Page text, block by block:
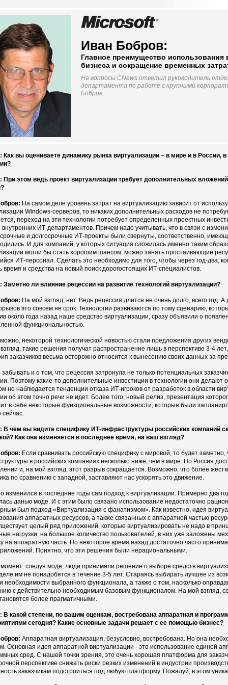
Иван Бобров:
Главное преимущество использования
бизнеса и сокращение временных
На вопросы CNews ответил руководитель
департамента по работе с крупными
Бобров.
Как вы оцениваете динамику рынка виртуализации – в мире и в России,
При этом ведь проект виртуализации требует дополнительных
На самом деле уровень затрат на виртуализацию зависит от
Windows-серверов, то никаких дополнительных расходов не
переход на эти технологии потребует определенных проектных
ИТ-департаментов. Причем надо учитывать, что в связи с
и долгосрочные ИТ-проекты были свернуты, соответственно,
И для компаний, у которых ситуация сложилась именно таким
могли бы стать хорошим шансом: можно занять простаивающие
ИТ-персонал. Сделать это необходимо для того, чтобы через год-два,
время и средства на новый поиск дорогостоящих ИТ-специалистов.
Заметно ли влияние рецессии на развитие технологий виртуализации?
На мой взгляд, нет. Ведь рецессия длится не очень долго, всего год.
это совсем не срок. Технологии развиваются по тому сценарию,
около года назад наше средство виртуализации, сразу объявили о
функциональностью.
некоторой технологической новостью стали предложения других
такие решения получат распространение лишь в перспективе 3-4
заказчиков весьма осторожно относится к вынесению своих данных за
и о том, что рецессия затронула не только потенциальных
Поэтому какие-то дополнительные инвестиции в технологии они делают
не наблюдается тенденции отказа ИТ-игроков от разработок в области
об этом точно речи не идет. Более того, новый релиз, презентация
в себе некоторые функциональные возможности, которые были
сейчас.
В чем вы видите специфику ИТ-инфраструктуры российских компаний
Как она изменяется в последнее время, на ваш взгляд?
Если сравнивать российскую специфику с мировой, то будет заметно,
в российских компаниях несколько ниже, чем в мире. Но Россия
и, на мой взгляд, этот разрыв сокращается. Возможно, что более
по сравнению с западной, заставляют нас ускорять это движение.
изменился в последние годы сам подход к виртуализации. Примерно два
данью моде. И с этим было связано использование недостаточно
был подход «Виртуализация с фанатизмом». Как известно, идея
аппаратных ресурсов, а также связанных с аппаратной частью
целый ряд приложений, которые виртуализировать не надо в
нагрузки, на большое количество пользователей, в них уже заложены
на аппаратную часть. Но некоторое время назад достаточно часто
Понятно, что эти решения были нерациональными.
момент: следуя моде, люди принимали решение о выборе средств
им не понадобятся в течение 3-5 лет. Стараясь выбирать лучшее из
необходимости выбранного функционала, а также о том, насколько
с действительно необходимым базовым функционалом. На мой взгляд,
более прагматичными.
В какой степени, по вашим оценкам, востребована аппаратная и
сегодня? Какие основные задачи решает с ее помощью бизнес?
Аппаратная виртуализация, безусловно, востребована. Но она
Основная идея аппаратной виртуализации - это использование единой
сред. С нашей точки зрения, это очень хорошая платформа для
перспективе снижать риски резких изменений в индустрии
заказчикам подстроиться под любую платформу. Пожалуй, в этом